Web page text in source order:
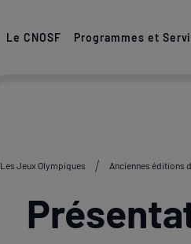
Le CNOSF Programmes et
Les Jeux Olympiques Anciennes éditions